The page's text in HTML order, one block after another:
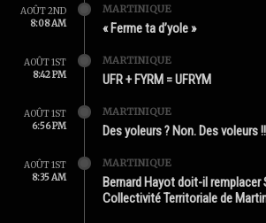
AOÛT 2ND
8:08 AM
MARTINIQUE
« Ferme ta d’yole »
AOÛT 1ST
8:42 PM
MARTINIQUE
UFR + FYRM = UFRYM
AOÛT 1ST
6:56 PM
MARTINIQUE
Des yoleurs ? Non. Des voleurs
AOÛT 1ST
8:35 AM
MARTINIQUE
Bernard Hayot doit-il remplacer
Collectivité Territoriale de